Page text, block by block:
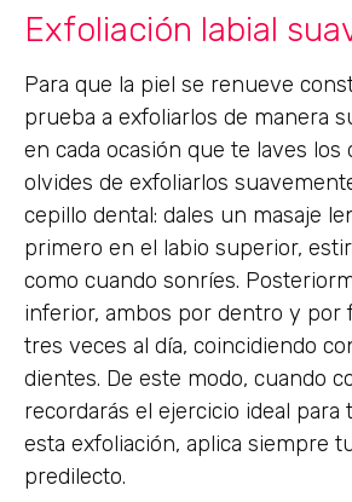
Exfoliación labial
Para que la piel se renueve
prueba a exfoliarlos de manera
en cada ocasión que te laves los
olvides de exfoliarlos
cepillo dental: dales un masaje
primero en el labio superior,
como cuando sonríes.
inferior, ambos por dentro y por
tres veces al día, coincidiendo
dientes. De este modo, cuando
recordarás el ejercicio ideal para
esta exfoliación, aplica siempre
predilecto.